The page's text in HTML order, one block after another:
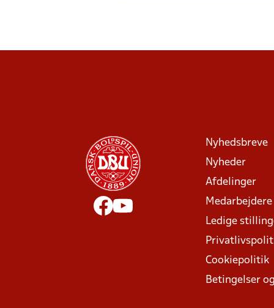
Nyhedsbreve
Nyheder
Afdelinger
Medarbejdere
Ledige
Cookiepolitik
Betingelser